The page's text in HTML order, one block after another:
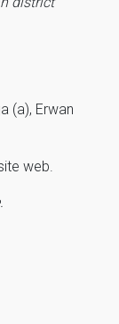
(a), Erwan
web.